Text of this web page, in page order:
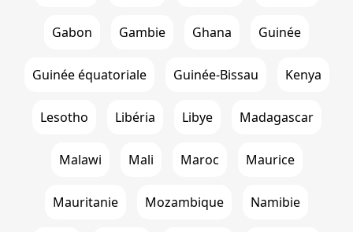
Gabon Gambie Ghana Guinée
Guinée équatoriale Guinée-Bissau Kenya
Lesotho Libéria Libye Madagascar
Malawi Mali Maroc Maurice
Mauritanie Mozambique Namibie